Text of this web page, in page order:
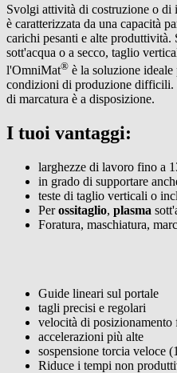
Svolgi attività di costruzione o di
è caratterizzata da una capacità
carichi pesanti e alte produttività.
sott'acqua o a secco, taglio
l'OmniMat® è la soluzione
condizioni di produzione difficili.
di marcatura è a disposizione.
I tuoi vantaggi:
larghezze di lavoro fino a
in grado di supportare
teste di taglio verticali o
Perossitaglio, plasma
Foratura, maschiatura,
Guide lineari sul portale
tagli precisi e regolari
velocità di posizionamento
accelerazioni più alte
sospensione torcia veloce
Riduce i tempi non